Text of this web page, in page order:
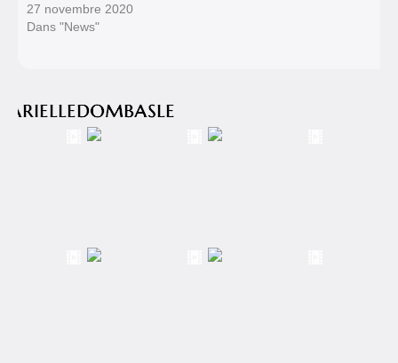
27 novembre 2020
Dans "News"